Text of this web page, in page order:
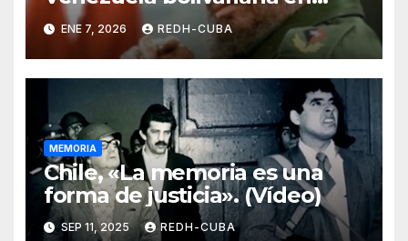
Fidel
ENE 7, 2026 REDH-CUBA
MEMORIA
Chile, «La memoria es una
forma de justicia». (Vídeo)
SEP 11, 2025 REDH-CUBA